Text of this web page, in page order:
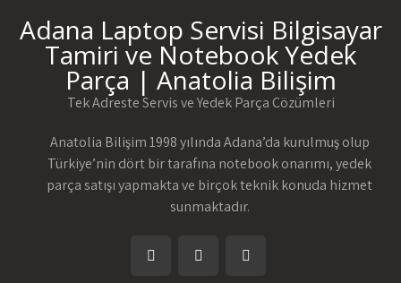
Adana Laptop Servisi Bilgisayar
Tamiri ve Notebook Yedek
Parça | Anatolia Bilişim
Tek Adreste Servis ve Yedek Parça Çözümleri
Anatolia Bilişim 1998 yılında Adana’da kurulmuş olup
Türkiye’nin dört bir tarafına notebook onarımı, yedek
parça satışı yapmakta ve birçok teknik konuda hizmet
sunmaktadır.